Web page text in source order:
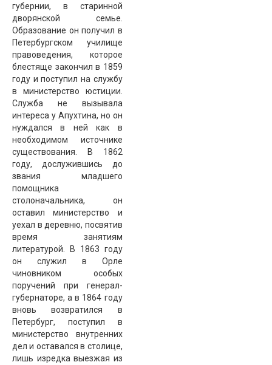
губернии, в старинной
дворянской семье.
Образование он получил в
Петербургском училище
правоведения, которое
блестяще закончил в 1859
году и поступил на службу
в министерство юстиции.
Служба не вызывала
интереса у Апухтина, но он
нуждался в ней как в
необходимом источнике
существования. В 1862
году, дослужившись до
звания младшего
помощника
столоначальника, он
оставил министерство и
уехал в деревню, посвятив
время занятиям
литературой. В 1863 году
он служил в Орле
чиновником особых
поручений при генерал-
губернаторе, а в 1864 году
вновь возвратился в
Петербург, поступил в
министерство внутренних
дел и оставался в столице,
лишь изредка выезжая из